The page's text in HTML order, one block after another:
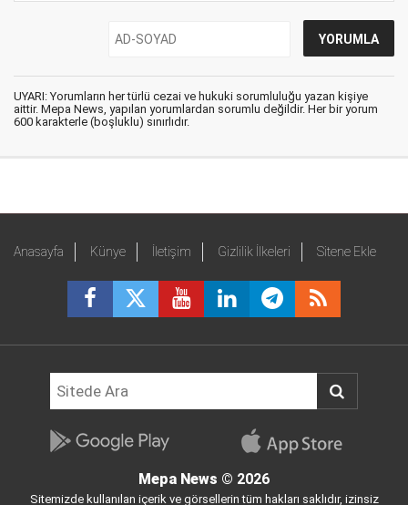
UYARI: Yorumların her türlü cezai ve hukuki sorumluluğu yazan kişiye
aittir. Mepa News, yapılan yorumlardan sorumlu değildir. Her bir yorum
600 karakterle (boşluklu) sınırlıdır.
Anasayfa Künye İletişim Gizlilik İlkeleri Sitene Ekle
Mepa News © 2026
Sitemizde kullanılan içerik ve görsellerin tüm hakları saklıdır, izinsiz